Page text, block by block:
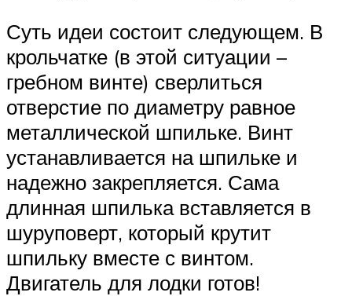
Суть идеи состоит следующем. В
крольчатке (в этой ситуации –
гребном винте) сверлиться
отверстие по диаметру равное
металлической шпильке. Винт
устанавливается на шпильке и
надежно закрепляется. Сама
длинная шпилька вставляется в
шуруповерт, который крутит
шпильку вместе с винтом.
Двигатель для лодки готов!